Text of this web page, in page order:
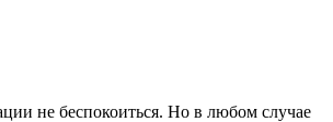
не беспокоиться. Но в любом случае